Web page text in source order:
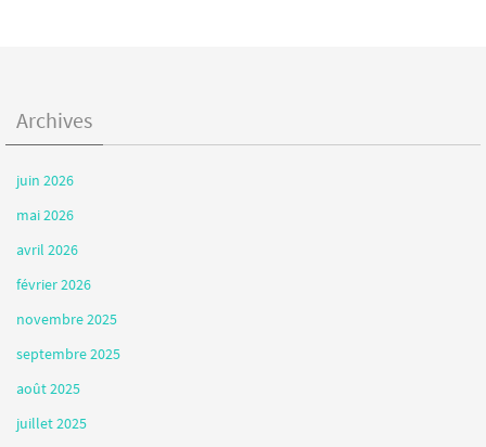
Archives
juin 2026
mai 2026
avril 2026
février 2026
novembre 2025
septembre 2025
août 2025
juillet 2025